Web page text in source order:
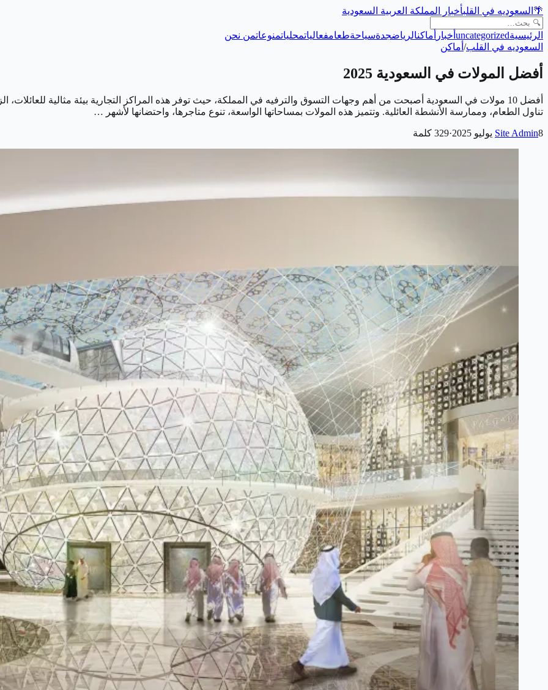
🌴 السعوديه في القلبأخبار المملكة العربية السعودية
الرئيسيةuncategorized أخبار أماكنالرياضجدةسياحةطعامفعالياتمحلياتمنوعاتمن نحن
السعوديه في القلب/ أماكن
أفضل المولات في السعودية 2025
أفضل 10 مولات في السعودية أصبحت من أهم وجهات التسوق والترفيه في المملكة، حيث توفر هذه المراكز التجارية بيئة مثالية
تناول الطعام، وممارسة الأنشطة العائلية. وتتميز هذه المولات بمساحاتها الواسعة، تنوع متاجرها، واحتضانها لأشهر …
Site Admin8 يوليو 2025 ·
329 كلمة